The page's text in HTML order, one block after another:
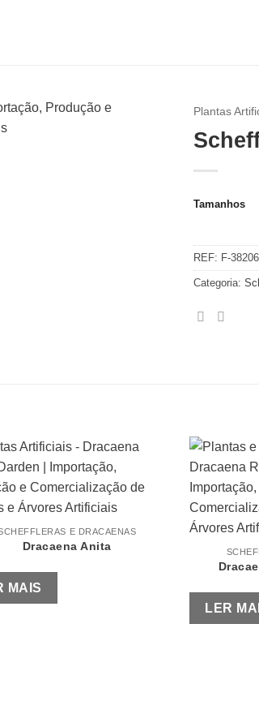
Plantas
Tamanhos
REF: F-38206
Categoria:
E DRACAENAS
Dracaena Anita
MAIS
LER